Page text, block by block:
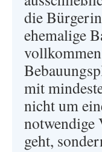
die
ehemalige
mit
nicht um
notwendige
geht,